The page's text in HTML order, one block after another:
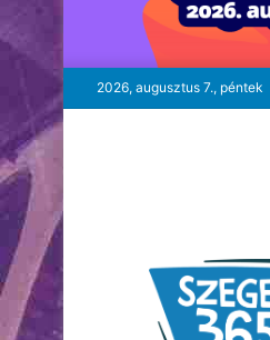
2026, augusztus 7., péntek